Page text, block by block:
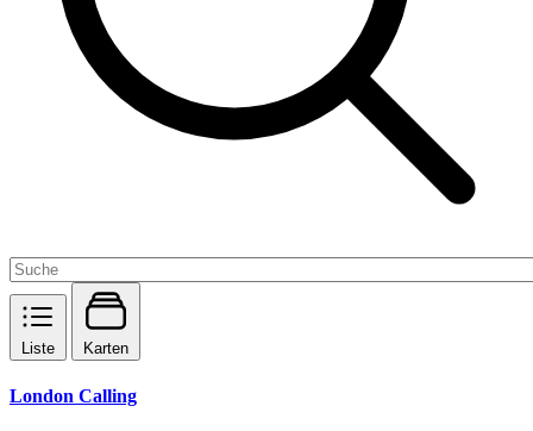
Liste Karten
London Calling